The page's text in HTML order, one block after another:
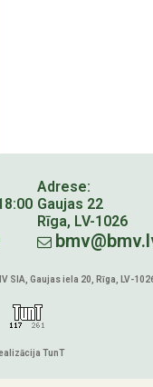
Adrese:
Gaujas 22
Rīga, LV-1026
SIA, Gaujas iela 20, Rīga, LV-
TunT